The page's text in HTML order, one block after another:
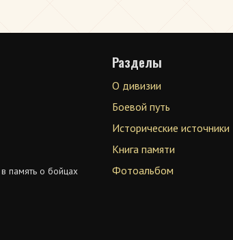
память о бойцах
Разделы
О дивизии
Боевой путь
Исторические источники
Книга памяти
Фотоальбом